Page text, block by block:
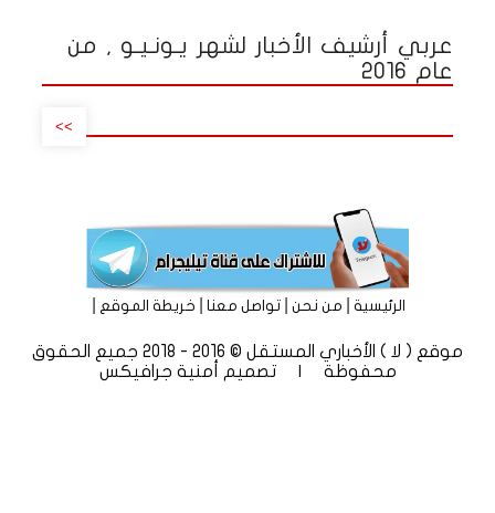
عربي أرشيف الأخبار لشهر يـونـيـو , من
عام 2016
>>
الرئيسية|من نحن|تواصل معنا|خريطة الموقع
موقع ( لا ) الأخباري المستقل © 2016 - 2018 جميع الحقوق
محفوظة | تصميم
أمنية جرافيكس